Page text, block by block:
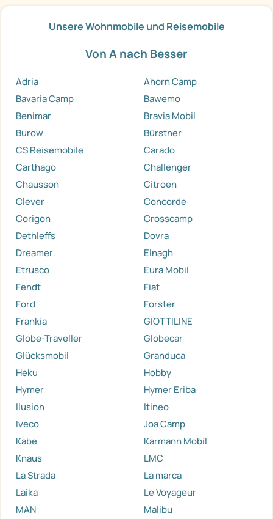
Unsere Wohnmobile und Reisemobile
Von A nach Besser
Adria
Ahorn Camp
Bavaria Camp
Bawemo
Benimar
Bravia Mobil
Burow
Bürstner
CS Reisemobile
Carado
Carthago
Challenger
Chausson
Citroen
Clever
Concorde
Corigon
Crosscamp
Dethleffs
Dovra
Dreamer
Elnagh
Etrusco
Eura Mobil
Fendt
Fiat
Ford
Forster
Frankia
GIOTTILINE
Globe-Traveller
Globecar
Glücksmobil
Granduca
Heku
Hobby
Hymer
Hymer Eriba
Ilusion
Itineo
Iveco
Joa Camp
Kabe
Karmann Mobil
Knaus
LMC
La Strada
La marca
Laika
Le Voyageur
MAN
Malibu